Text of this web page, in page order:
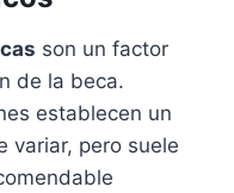
son un factor
de la beca.
establecen un
variar, pero suele